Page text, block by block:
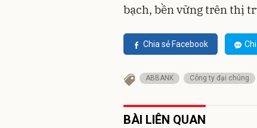
bạch, bền vững trên thị
Chia sẻ Facebook
ABBANK Công ty đại chúng
BÀI LIÊN QUAN